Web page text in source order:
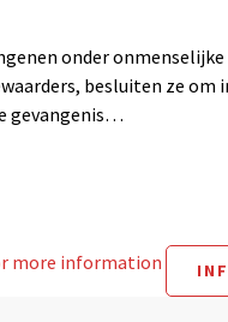
onder
besluiten ze
gevangenis…
more information